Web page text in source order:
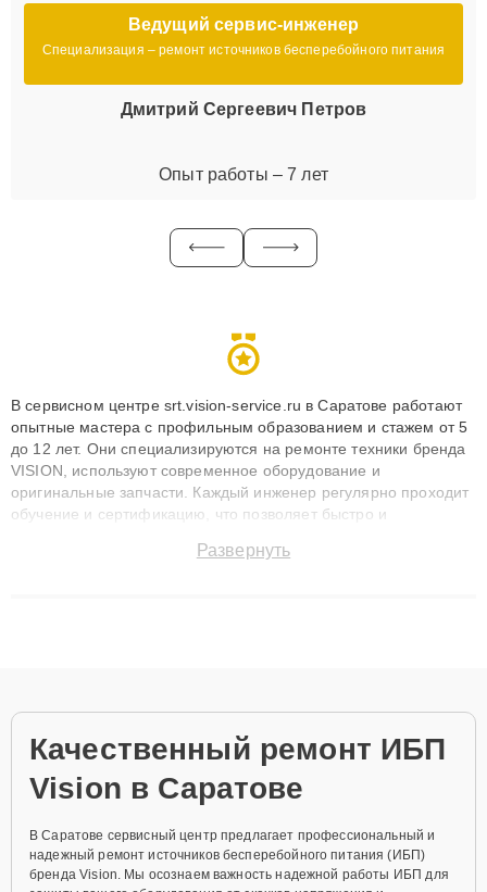
Ведущий сервис-инженер
Специализация – ремонт источников бесперебойного питания
Дмитрий Сергеевич Петров
Опыт работы – 7 лет
В сервисном центре srt.vision-service.ru в Саратове работают
опытные мастера с профильным образованием и стажем от 5
до 12 лет. Они специализируются на ремонте техники бренда
VISION, используют современное оборудование и
оригинальные запчасти. Каждый инженер регулярно проходит
обучение и сертификацию, что позволяет быстро и
сохранением гарантии до 3 лет. Наши мастера решают
Развернуть
Качественный ремонт ИБП
Vision в Саратове
В Саратове сервисный центр предлагает профессиональный и
надежный ремонт источников бесперебойного питания (ИБП)
бренда Vision. Мы осознаем важность надежной работы ИБП для